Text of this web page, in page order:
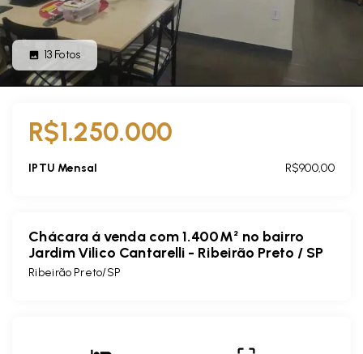
13 Fotos
R$1.250.000
IPTU Mensal R$900,00
Chácara á venda com 1.400M² no bairro
Jardim Vilico Cantarelli - Ribeirão Preto / SP
Ribeirão Preto/SP